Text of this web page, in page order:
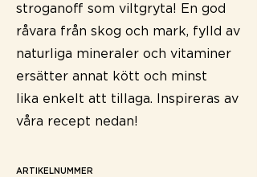
stroganoff som viltgryta! En god
råvara från skog och mark, fylld av
naturliga mineraler och vitaminer
ersätter annat kött och minst
lika enkelt att tillaga. Inspireras av
våra recept nedan!
ARTIKELNUMMER